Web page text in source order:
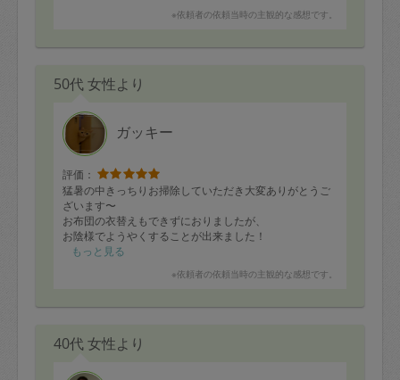
※依頼者の依頼当時の主観的な感想です。
50代 女性より
ガッキー
評価：
猛暑の中きっちりお掃除していただき大変ありがとうご
ざいます〜
お布団の衣替えもできずにおりましたが、
お陰様でようやくすることが出来ました！
感謝です
もっと見る
※依頼者の依頼当時の主観的な感想です。
40代 女性より